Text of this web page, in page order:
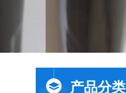
产品分类